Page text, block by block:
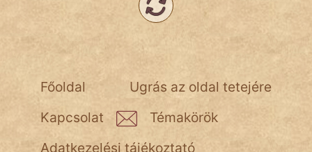
fantom
Hunor
Ugrás az oldal tetejére
Főoldal
Kapcsolat
Témakörök
Adatkezelési tájékoztató